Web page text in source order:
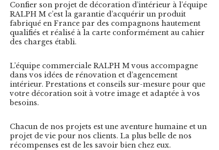
Confier son projet de décoration d’intérieur à l’équipe
RALPH M c’est la garantie d’acquérir un produit
fabriqué en France par des compagnons hautement
qualifiés et réalisé à la carte conformément au cahier
des charges établi.
L’équipe commerciale RALPH M vous accompagne
dans vos idées de rénovation et d’agencement
intérieur. Prestations et conseils sur-mesure pour que
votre décoration soit à votre image et adaptée à vos
besoins.
Chacun de nos projets est une aventure humaine et un
projet de vie pour nos clients. La plus belle de nos
récompenses est de les savoir bien chez eux.